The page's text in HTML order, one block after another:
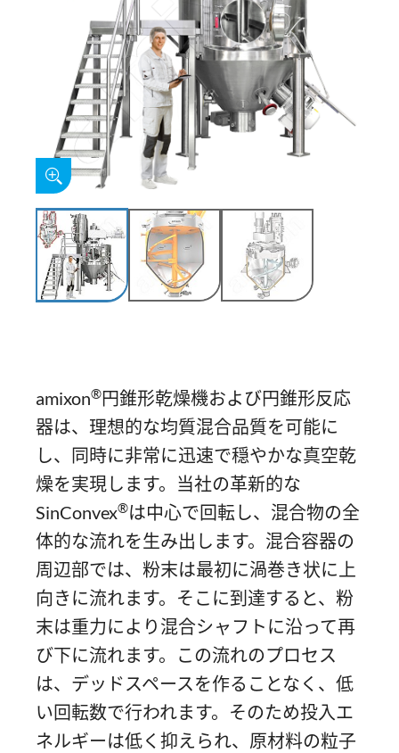
amixon®円錐形乾燥機および円錐形反応
器は、理想的な均質混合品質を可能に
し、同時に非常に迅速で穏やかな真空乾
燥を実現します。当社の革新的な
SinConvex®は中心で回転し、混合物の全
体的な流れを生み出します。混合容器の
周辺部では、粉末は最初に渦巻き状に上
向きに流れます。そこに到達すると、粉
末は重力により混合シャフトに沿って再
び下に流れます。この流れのプロセス
は、デッドスペースを作ることなく、低
い回転数で行われます。そのため投入エ
ネルギーは低く抑えられ、原材料の粒子